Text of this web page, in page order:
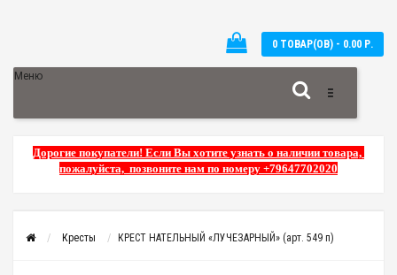
0 ТОВАР(ОВ) - 0.00 Р.
Меню
Дорогие покупатели! Если Вы хотите узнать о наличии товара,
пожалуйста, позвоните нам по номеру +79647702020
Кресты КРЕСТ НАТЕЛЬНЫЙ «ЛУЧЕЗАРНЫЙ» (арт. 549 п)